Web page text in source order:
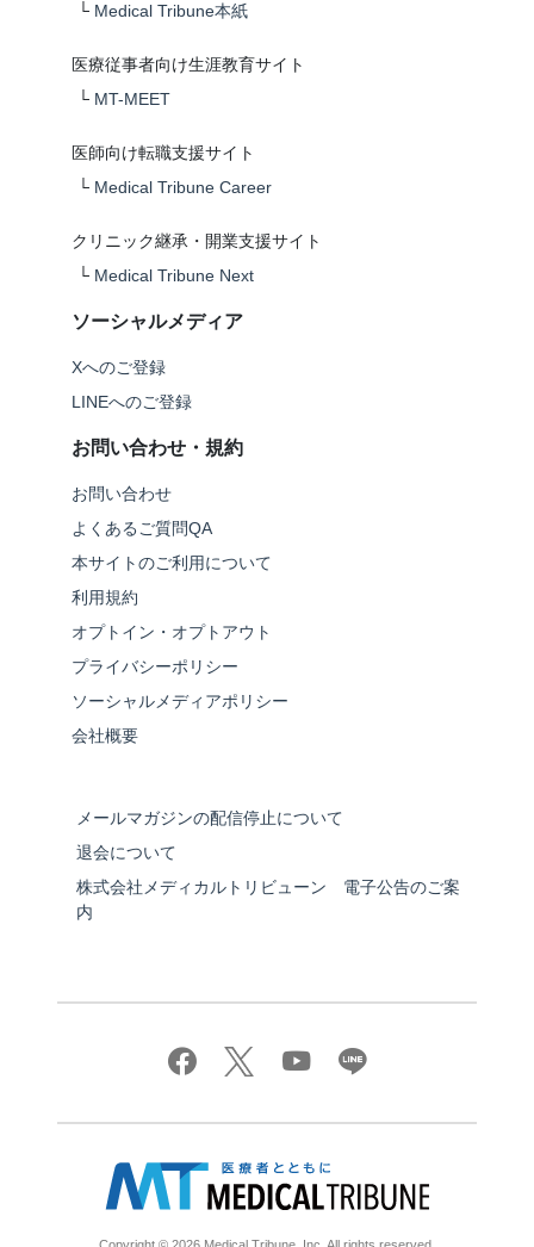
└ Medical Tribune本紙
医療従事者向け生涯教育サイト
└ MT-MEET
医師向け転職支援サイト
└ Medical Tribune Career
クリニック継承・開業支援サイト
└ Medical Tribune Next
ソーシャルメディア
Xへのご登録
LINEへのご登録
お問い合わせ・規約
お問い合わせ
よくあるご質問QA
本サイトのご利用について
利用規約
オプトイン・オプトアウト
プライバシーポリシー
ソーシャルメディアポリシー
会社概要
メールマガジンの配信停止について
退会について
株式会社メディカルトリビューン 電子公告のご案
内